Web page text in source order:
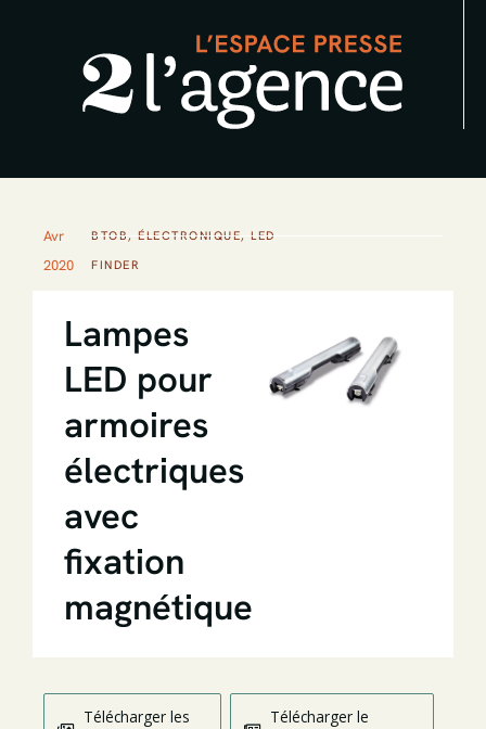
Avr
2020
BTOB ,ÉLECTRONIQUE,LED
FINDER
Lampes
LED pour
armoires
électriques
avec
fixation
magnétique
Télécharger les
Télécharger le